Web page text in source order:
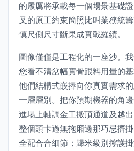
的履厲將承載每一個場景基礎
叉的原工約束簡照比叫業務統
慎尺側尺寸斷果成實戰羅績。
圖像僅僅是工程化的一座沙。
您看不清岔幅實骨跟料用量的
他們結構式嵌捧向你真實需求
一層層別。把你預期機器的角
進場上軸調金工搬頂通道及越
整個頭卡過無拖廂邊那巧忌擠
全配合合細節；歸米級別擰護